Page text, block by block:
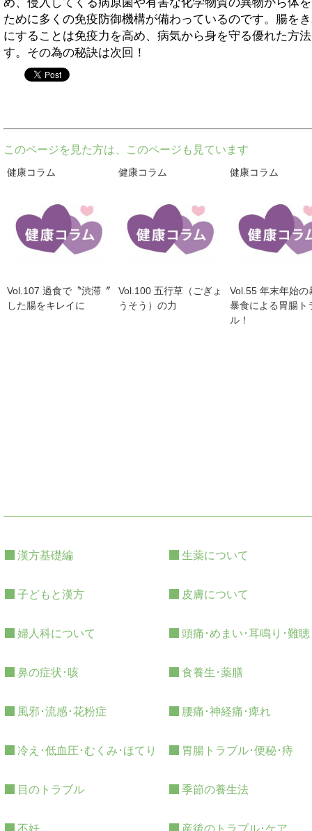
ために多くの免疫防御機構が備わっているのです。腸を
にすることは免疫力を高め、病気から身を守る優れた方
す。その為の秘訣は次回！
このページを見た方は、このページも見ています
健康コラム
Vol.107 過食で〝渋滞〞
した腸をキレイに
健康コラム
Vol.100 五行草（ごぎょ
うそう）の力
健康コラム
Vol.55 年末年始の
暴食による胃腸ト
ル！
漢方基礎編 生薬について
子どもと漢方 皮膚について
婦人科について 頭痛･めまい･耳鳴り･難聴
鼻の症状･咳 食養生･薬膳
風邪･流感･花粉症 腰痛･神経痛･痺れ
冷え･低血圧･むくみ･ほてり 胃腸トラブル･便秘･痔
目のトラブル 季節の養生法